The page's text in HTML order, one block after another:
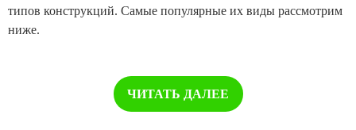
типов конструкций. Самые популярные их виды рассмотрим
ниже.
ЧИТАТЬ ДАЛЕЕ